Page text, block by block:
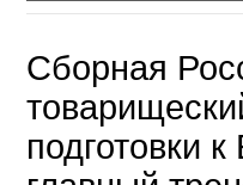
Сборная
подготовки